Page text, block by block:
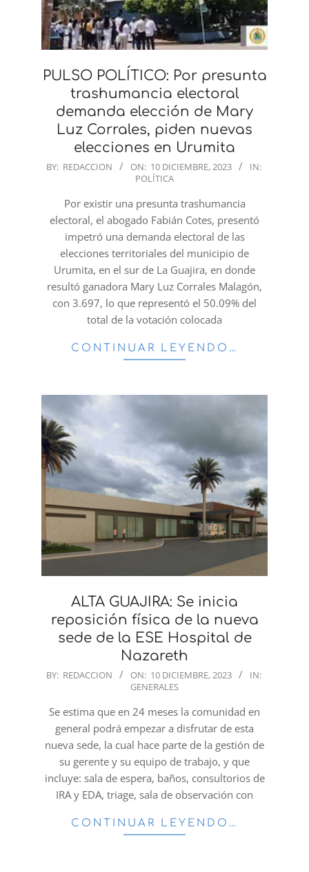
PULSO POLÍTICO: Por presunta
trashumancia electoral
demanda elección de Mary
Luz Corrales, piden nuevas
elecciones en Urumita
2023-
BY: REDACCION ON: 10 DICIEMBRE, 2023
IN:
POLÍTICA
Por existir una presunta trashumancia
electoral, el abogado Fabián Cotes, presentó
impetró una demanda electoral de las
elecciones territoriales del municipio de
Urumita, en el sur de La Guajira, en donde
resultó ganadora Mary Luz Corrales Malagón,
con 3.697, lo que representó el 50.09% del
total de la votación colocada
CONTINUAR LEYENDO…
ALTA GUAJIRA: Se inicia
reposición física de la nueva
sede de la ESE Hospital de
Nazareth
2023-
10
BY: REDACCION ON: 10 DICIEMBRE, 2023
IN:
GENERALES
Se estima que en 24 meses la comunidad en
general podrá empezar a disfrutar de esta
nueva sede, la cual hace parte de la gestión de
su gerente y su equipo de trabajo, y que
incluye: sala de espera, baños, consultorios de
IRA y EDA, triage, sala de observación con
CONTINUAR LEYENDO…